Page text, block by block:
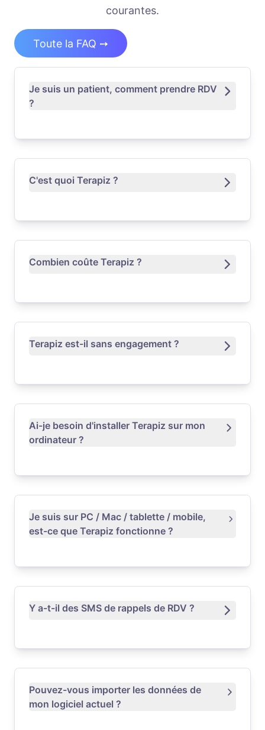
courantes.
Toute la FAQ ➙
Je suis un patient, comment prendre RDV
?
C'est quoi Terapiz ?
Combien coûte Terapiz ?
Terapiz est-il sans engagement ?
Ai-je besoin d'installer Terapiz sur mon
ordinateur ?
Je suis sur PC / Mac / tablette / mobile,
est-ce que Terapiz fonctionne ?
Y a-t-il des SMS de rappels de RDV ?
Pouvez-vous importer les données de
mon logiciel actuel ?